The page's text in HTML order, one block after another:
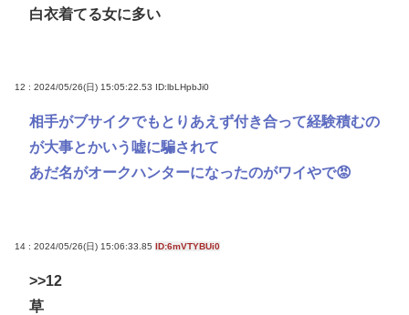
白衣着てる女に多い
12 : 2024/05/26(日) 15:05:22.53 ID:lbLHpbJi0
相手がブサイクでもとりあえず付き合って経験積むの
が大事とかいう嘘に騙されて
あだ名がオークハンターになったのがワイやで😡
14 : 2024/05/26(日) 15:06:33.85 ID:6mVTYBUi0
>>12
草